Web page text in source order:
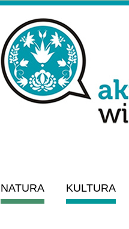
NATURA KULTURA